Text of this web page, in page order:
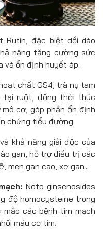
Rutin, đặc biệt dồi dào
năng tăng cường sức
và ổn định huyết áp.
chất GS4, trà nụ tam
tại ruột, đồng thời thúc
cơ, góp phần ổn định
chứng tiểu đường.
khả năng giải độc của
gan, hỗ trợ điều trị các
men gan cao, xơ gan...
Noto ginsenosides
độ homocysteine trong
các bệnh tim mạch
máu cơ tim.